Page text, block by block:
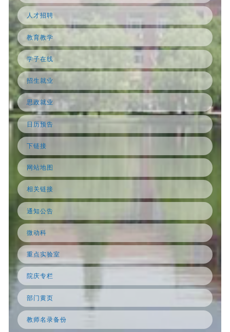
人才招聘
教育教学
学子在线
招生就业
思政就业
日历预告
下链接
网站地图
相关链接
通知公告
微动科
重点实验室
院庆专栏
部门黄页
教师名录备份